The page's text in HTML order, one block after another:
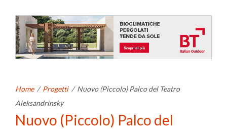
Home / Progetti / Nuovo (Piccolo) Palco del Teatro
Aleksandrinsky
Nuovo (Piccolo) Palco del